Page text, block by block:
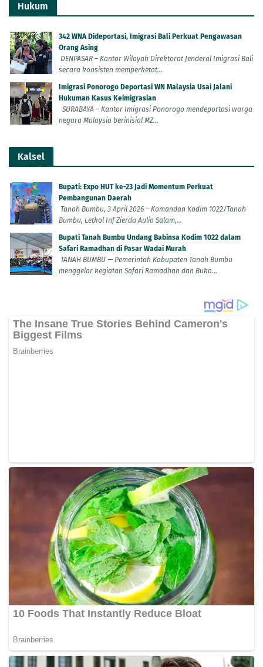
Hukum
342 WNA Dideportasi, Imigrasi Bali Perkuat Pengawasan
Orang Asing
DENPASAR – Kantor Wilayah Direktorat Jenderal Imigrasi Bali
secara konsisten memperketat...
Imigrasi Ponorogo Deportasi WN Malaysia Usai Jalani
Hukuman Kasus Keimigrasian
SURABAYA – Kantor Imigrasi Ponorogo mendeportasi warga
negara Malaysia berinisial MZ...
Kalsel
Bupati: Expo HUT ke-23 Jadi Momentum Perkuat
Pembangunan Daerah
Tanah Bumbu, 3 April 2026 – Komandan Kodim 1022/Tanah
Bumbu, Letkol Inf Zierda Aulia Salam,...
Bupati Tanah Bumbu Undang Babinsa Kodim 1022 dalam
Safari Ramadhan di Pasar Wadai Murah
TANAH BUMBU — Pemerintah Kabupaten Tanah Bumbu
menggelar kegiatan Safari Ramadhan dan Buka...